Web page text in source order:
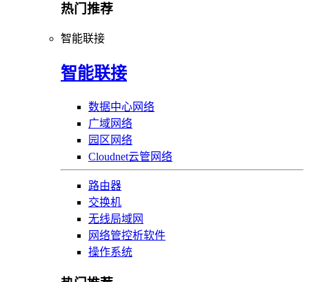
热门推荐
智能联接
智能联接
数据中心网络
广域网络
园区网络
Cloudnet云管网络
路由器
交换机
无线局域网
网络管控析软件
操作系统